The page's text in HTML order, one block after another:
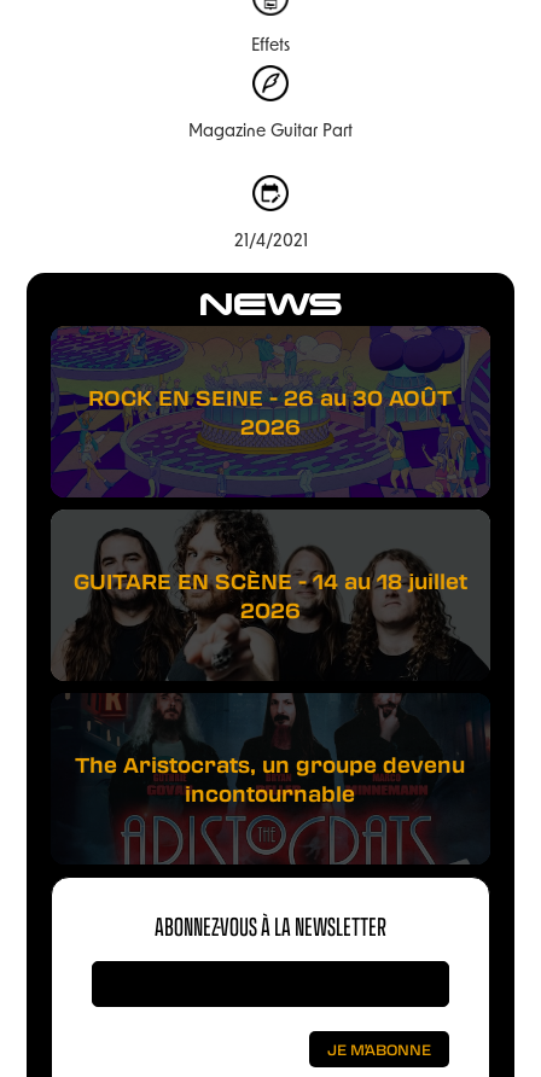
NEWS
ROCK EN SEINE - 26 au 30 AOÛT
2026
GUITARE EN SCÈNE - 14 au 18 juillet
2026
The Aristocrats, un groupe devenu
incontournable
ABONNEZ-VOUS À LA NEWSLETTER
Effets
Magazine Guitar Part
21/4/2021